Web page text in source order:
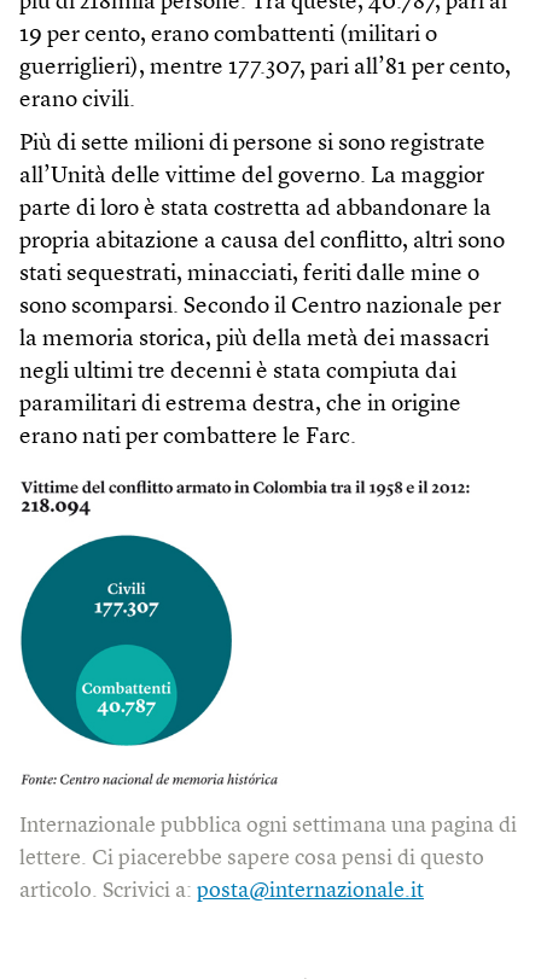
19 per cento, erano combattenti (militari o
guerriglieri), mentre 177.307, pari all’81 per cento,
erano civili.
Più di sette milioni di persone si sono registrate
all’Unità delle vittime del governo. La maggior
parte di loro è stata costretta ad abbandonare la
propria abitazione a causa del conflitto, altri sono
stati sequestrati, minacciati, feriti dalle mine o
sono scomparsi. Secondo il Centro nazionale per
la memoria storica, più della metà dei massacri
negli ultimi tre decenni è stata compiuta dai
paramilitari di estrema destra, che in origine
erano nati per combattere le Farc.
Internazionale pubblica ogni settimana una pagina di
lettere. Ci piacerebbe sapere cosa pensi di questo
articolo. Scrivici a: posta@internazionale.it